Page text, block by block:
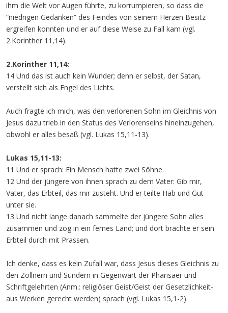
ihm die Welt vor Augen führte, zu korrumpieren, so dass die
“niedrigen Gedanken” des Feindes von seinem Herzen Besitz
ergreifen konnten und er auf diese Weise zu Fall kam (vgl.
2.Korinther 11,14).
2.Korinther 11,14:
14 Und das ist auch kein Wunder; denn er selbst, der Satan,
verstellt sich als Engel des Lichts.
Auch fragte ich mich, was den verlorenen Sohn im Gleichnis von
Jesus dazu trieb in den Status des Verlorenseins hineinzugehen,
obwohl er alles besaß (vgl. Lukas 15,11-13).
Lukas 15,11-13:
11 Und er sprach: Ein Mensch hatte zwei Söhne.
12 Und der jüngere von ihnen sprach zu dem Vater: Gib mir,
Vater, das Erbteil, das mir zusteht. Und er teilte Hab und Gut
unter sie.
13 Und nicht lange danach sammelte der jüngere Sohn alles
zusammen und zog in ein fernes Land; und dort brachte er sein
Erbteil durch mit Prassen.
Ich denke, dass es kein Zufall war, dass Jesus dieses Gleichnis zu
den Zöllnern und Sündern in Gegenwart der Pharisäer und
Schriftgelehrten (Anm.: religiöser Geist/Geist der Gesetzlichkeit-
aus Werken gerecht werden) sprach (vgl. Lukas 15,1-2).